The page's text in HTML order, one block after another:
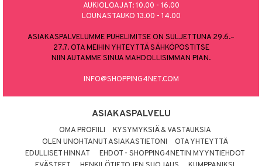
AUKIOLOAJAT: 10.00 - 16.00
LOUNASTAUKO 13.00 - 14.00
ASIAKASPALVELUMME PUHELIMITSE ON SULJETTUNA 29.6.–
27.7. OTA MEIHIN YHTEYTTÄ SÄHKÖPOSTITSE
NIIN AUTAMME SINUA MAHDOLLISIMMAN PIAN.
INFO@SHOPPING4NET.COM
ASIAKASPALVELU
OMA PROFIILI
KYSYMYKSIÄ & VASTAUKSIA
OLEN UNOHTANUT ASIAKASTIETONI
OTA YHTEYTTÄ
EDULLISET HINNAT
EHDOT - SHOPPING4NETIN MYYNTIEHDOT